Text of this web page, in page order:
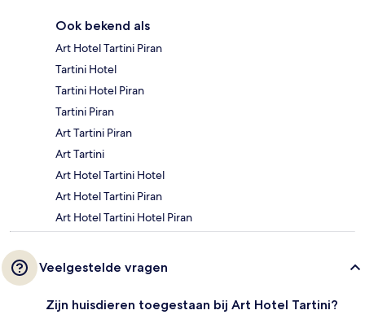
Ook bekend als
Art Hotel Tartini Piran
Tartini Hotel
Tartini Hotel Piran
Tartini Piran
Art Tartini Piran
Art Tartini
Art Hotel Tartini Hotel
Art Hotel Tartini Piran
Art Hotel Tartini Hotel Piran
Veelgestelde vragen
Zijn huisdieren toegestaan bij Art Hotel Tartini?